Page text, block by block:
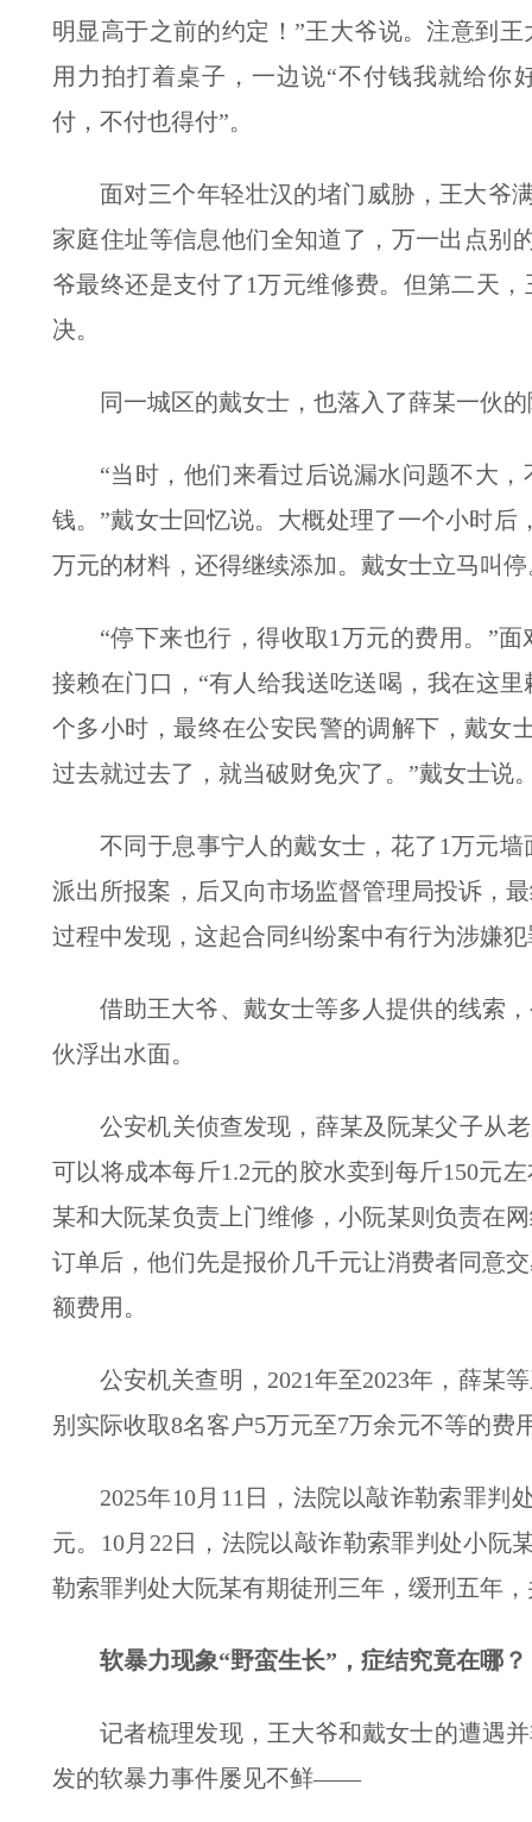
明显高于之前的约定！”王大爷说。注意到
用力拍打着桌子，一边说“不付钱我就给你
付，不付也得付”。
面对三个年轻壮汉的堵门威胁，王大爷
家庭住址等信息他们全知道了，万一出点别
爷最终还是支付了1万元维修费。但第二天
决。
同一城区的戴女士，也落入了薛某一伙
“当时，他们来看过后说漏水问题不大
钱。”戴女士回忆说。大概处理了一个小时
万元的材料，还得继续添加。戴女士立马叫停
“停下来也行，得收取1万元的费用。”
接赖在门口，“有人给我送吃送喝，我在这
个多小时，最终在公安民警的调解下，戴女
过去就过去了，就当破财免灾了。”戴女士说
不同于息事宁人的戴女士，花了1万元
派出所报案，后又向市场监督管理局投诉，
过程中发现，这起合同纠纷案中有行为涉嫌
借助王大爷、戴女士等多人提供的线索
伙浮出水面。
公安机关侦查发现，薛某及阮某父子从
可以将成本每斤1.2元的胶水卖到每斤150元
某和大阮某负责上门维修，小阮某则负责在
订单后，他们先是报价几千元让消费者同意
额费用。
公安机关查明，2021年至2023年，薛某
别实际收取8名客户5万元至7万余元不等的费
2025年10月11日，法院以敲诈勒索罪判
元。10月22日，法院以敲诈勒索罪判处小阮
勒索罪判处大阮某有期徒刑三年，缓刑五年
软暴力现象“野蛮生长”，症结究竟在哪？
记者梳理发现，王大爷和戴女士的遭遇
发的软暴力事件屡见不鲜——